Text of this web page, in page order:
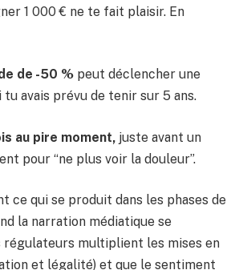
1 000 € ne te fait plaisir. En
de -50 % peut déclencher une
tu avais prévu de tenir sur 5 ans.
au pire moment, juste avant un
pour “ne plus voir la douleur”.
ce qui se produit dans les phases de
la narration médiatique se
régulateurs multiplient les mises en
et légalité) et que le sentiment